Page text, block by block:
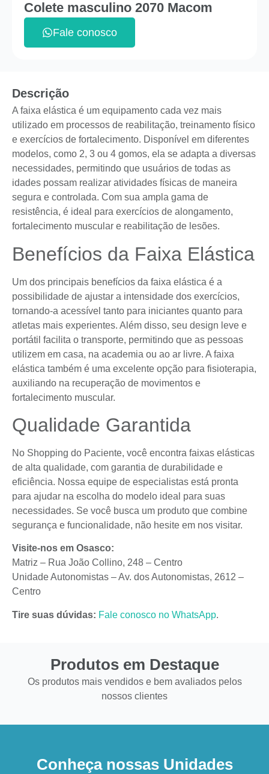
Colete masculino 2070 Macom
Fale conosco
Descrição
A faixa elástica é um equipamento cada vez mais
utilizado em processos de reabilitação, treinamento físico
e exercícios de fortalecimento. Disponível em diferentes
modelos, como 2, 3 ou 4 gomos, ela se adapta a diversas
necessidades, permitindo que usuários de todas as
idades possam realizar atividades físicas de maneira
segura e controlada. Com sua ampla gama de
resistência, é ideal para exercícios de alongamento,
fortalecimento muscular e reabilitação de lesões.
Benefícios da Faixa Elástica
Um dos principais benefícios da faixa elástica é a
possibilidade de ajustar a intensidade dos exercícios,
tornando-a acessível tanto para iniciantes quanto para
atletas mais experientes. Além disso, seu design leve e
portátil facilita o transporte, permitindo que as pessoas
utilizem em casa, na academia ou ao ar livre. A faixa
elástica também é uma excelente opção para fisioterapia,
auxiliando na recuperação de movimentos e
fortalecimento muscular.
Qualidade Garantida
No Shopping do Paciente, você encontra faixas elásticas
de alta qualidade, com garantia de durabilidade e
eficiência. Nossa equipe de especialistas está pronta
para ajudar na escolha do modelo ideal para suas
necessidades. Se você busca um produto que combine
segurança e funcionalidade, não hesite em nos visitar.
Visite-nos em Osasco:
Matriz – Rua João Collino, 248 – Centro
Unidade Autonomistas – Av. dos Autonomistas, 2612 –
Centro
Tire suas dúvidas: Fale conosco no WhatsApp.
Produtos em Destaque
Os produtos mais vendidos e bem avaliados pelos
nossos clientes
Conheça nossas Unidades